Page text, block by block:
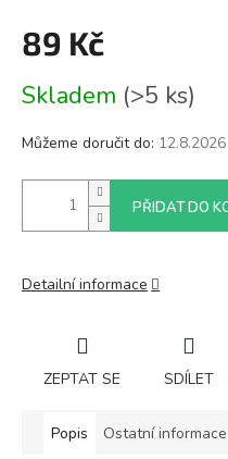
89 Kč
cena:
Skladem (>5 ks)
Můžeme doručit do: 12.8.2026
PŘIDAT DO
Detailní informace
ZEPTAT SE SDÍLET
Popis Ostatní informace